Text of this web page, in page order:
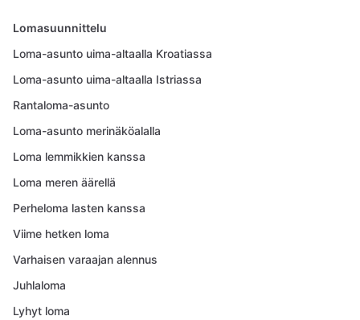
Lomasuunnittelu
Loma-asunto uima-altaalla Kroatiassa
Loma-asunto uima-altaalla Istriassa
Rantaloma-asunto
Loma-asunto merinäköalalla
Loma lemmikkien kanssa
Loma meren äärellä
Perheloma lasten kanssa
Viime hetken loma
Varhaisen varaajan alennus
Juhlaloma
Lyhyt loma